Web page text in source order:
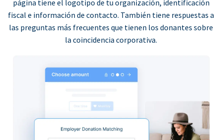
página tiene el logotipo de tu organización, identificación
fiscal e información de contacto. También tiene respuestas a
las preguntas más frecuentes que tienen los donantes sobre
la coincidencia corporativa.